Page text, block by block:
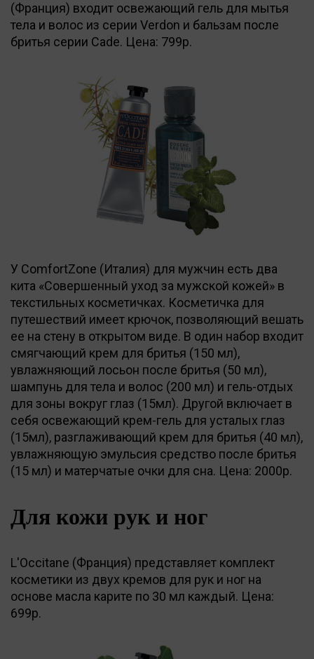
(Франция) входит освежающий гель для мытья
тела и волос из серии Verdon и бальзам после
бритья серии Cade. Цена: 799р.
У СomfоrtZone (Италия) для мужчин есть два
кита «Совершенный уход за мужской кожей» в
текстильных косметичках. Косметичка для
путешествий имеет крючок, позволяющий вешать
ее на стену в открытом виде. В один набор входит
смягчающий крем для бритья (150 мл),
увлажняющий лосьон после бритья (50 мл),
шампунь для тела и волос (200 мл) и гель-отдых
для зоны вокруг глаз (15мл). Другой включает в
себя освежающий крем-гель для усталых глаз
(15мл), разглаживающий крем для бритья (40 мл),
увлажняющую эмульсия средство после бритья
(15 мл) и матерчатые очки для сна. Цена: 2000р.
Для кожи рук и ног
L'Occitane (Франция) представляет комплект
косметики из двух кремов для рук и ног на
основе масла карите по 30 мл каждый. Цена:
699р.